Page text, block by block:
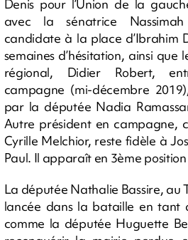
Denis pour l’Union de la
avec la sénatrice
candidate à la place d’Ibrahim
semaines d’hésitation, ainsi que
régional, Didier Robert,
campagne (mi-décembre
par la députée Nadia
Autre président en campagne,
Cyrille Melchior, reste fidèle à
Paul. Il apparaît en 3ème position
La députée Nathalie Bassire, au
lancée dans la bataille en tant
comme la députée Huguette